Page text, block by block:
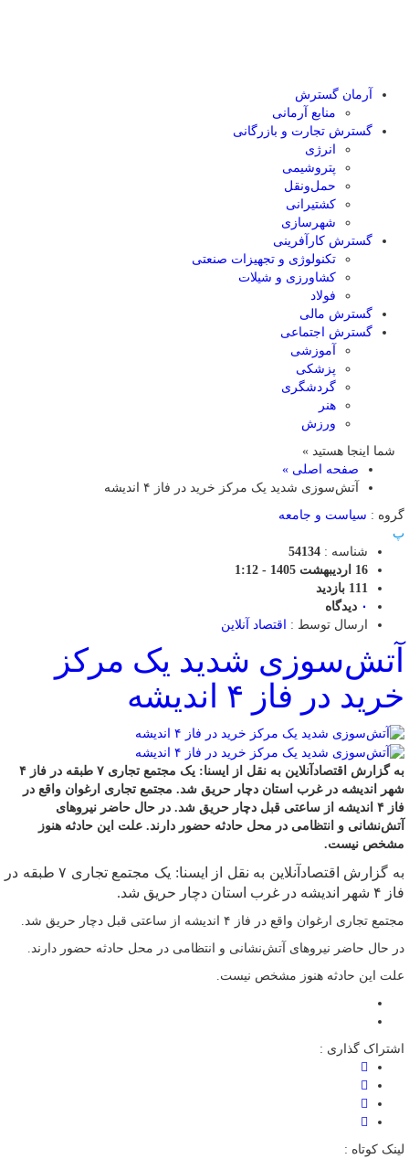
آرمان گسترش
منابع آرمانی
گسترش تجارت و بازرگانی
انرژی
پتروشیمی
حمل‌و‌نقل
کشتیرانی
شهرسازی
گسترش کارآفرینی
تکنولوژی و تجهیزات صنعتی
کشاورزی و شیلات
فولاد
گسترش مالی
گسترش اجتماعی
آموزشی
پزشکی
گردشگری
هنر
ورزش
شما اینجا هستید »
صفحه اصلی »
آتش‌سوزی شدید یک مرکز خرید در فاز ۴ اندیشه
گروه : سیاست و جامعه
پ
شناسه : 54134
16 اردیبهشت 1405 - 1:12
111 بازدید
۰ دیدگاه
ارسال توسط :
اقتصاد آنلاین
آتش‌سوزی شدید یک مرکز
خرید در فاز ۴ اندیشه
به گزارش اقتصادآنلاین به نقل از ایسنا: یک مجتمع تجاری ۷ طبقه در فاز ۴
شهر اندیشه در غرب استان دچار حریق شد. مجتمع تجاری ارغوان واقع در
فاز ۴ اندیشه از ساعتی قبل دچار حریق شد. در حال حاضر نیرو‌های
آتش‌نشانی و انتظامی در محل حادثه حضور دارند. علت این حادثه هنوز
مشخص نیست.
به گزارش اقتصادآنلاین به نقل از ایسنا: یک مجتمع تجاری ۷ طبقه در
فاز ۴ شهر اندیشه در غرب استان دچار حریق شد.
مجتمع تجاری ارغوان واقع در فاز ۴ اندیشه از ساعتی قبل دچار حریق شد.
در حال حاضر نیرو‌های آتش‌نشانی و انتظامی در محل حادثه حضور دارند.
علت این حادثه هنوز مشخص نیست.
اشتراک گذاری :
لینک کوتاه :